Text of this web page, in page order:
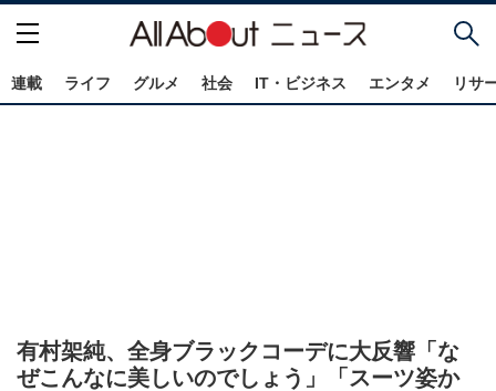
連載 ライフ グルメ 社会 IT・ビジネス エンタメ リサ
有村架純、全身ブラックコーデに大反響「な
ぜこんなに美しいのでしょう」「スーツ姿か